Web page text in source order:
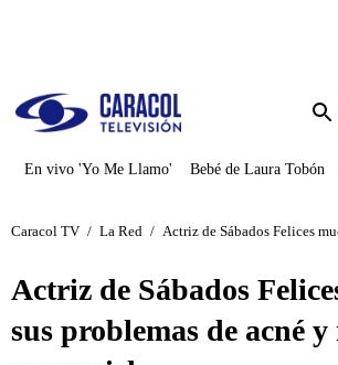
En vivo 'Yo Me Llamo' Bebé de Laura Tobón
Caracol TV / La Red / Actriz de Sábados Felices
Actriz de Sábados
sus problemas de acné y